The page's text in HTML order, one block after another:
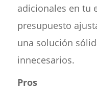
adicionales en tu
presupuesto
una solución
innecesarios.
Pros